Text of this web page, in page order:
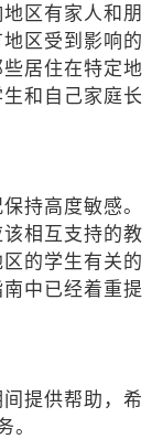
区有家人和朋
区受到影响的
居住在特定地
和自己家庭长
持高度敏感。
相互支持的教
的学生有关的
中已经着重提
提供帮助，希
。